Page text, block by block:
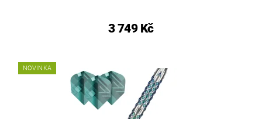
3 749 Kč
NOVINKA